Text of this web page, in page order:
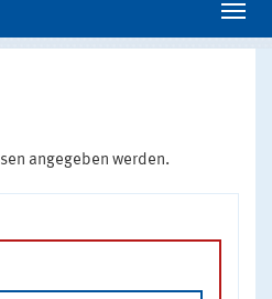
angegeben werden.